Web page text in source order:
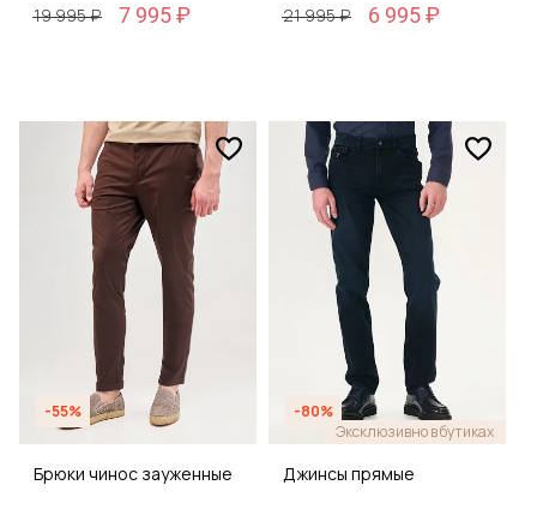
19 995 ₽ 7 995 ₽ 21 995 ₽ 6 995 ₽
-55%
Брюки чинос зауженные
-80%
Эксклюзивно в бутиках
Джинсы прямые